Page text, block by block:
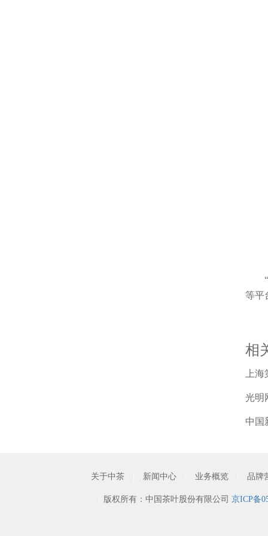
等平
相
上
光明
中国
关于中茶 新闻中心 业务概览 品牌
版权所有：中国茶叶股份有限公司 京ICP备